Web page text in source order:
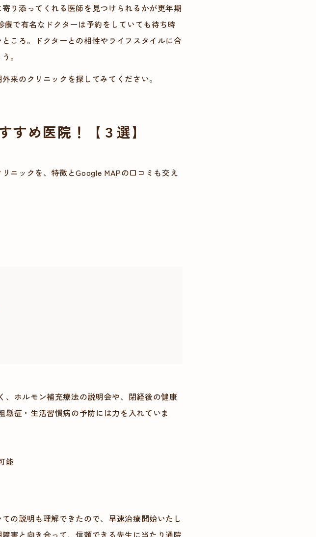
り添ってくれる医師を見つけられるかが更年期
で有名なドクターは予約をしていても待ち時
ころ。ドクターとの相性やライフスタイルに合
。
来のクリニックを探してみてください。
すめ医院！【３選】
ニックを、特徴とGoogle MAPの口コミも交え
ホルモン補充療法の説明会や、閉経後の健康
症・生活習慣病の予防には力を入れていま
能
の説明も理解できたので、早速治療開始いたし
害と向き合って、信頼できる先生に当たり通院